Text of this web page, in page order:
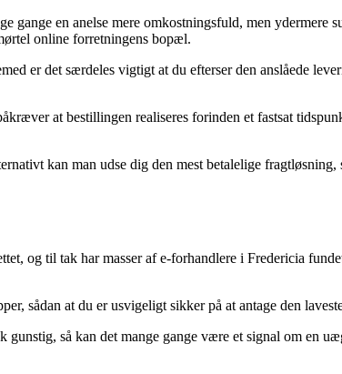
en anelse mere omkostningsfuld, men ydermere
online forretningens bopæl.
er det særdeles vigtigt at du efterser den anslåede
at bestillingen realiseres forinden et fastsat
kan man udse dig den mest betalelige
og til tak har masser af e-forhandlere i Fredericia
sådan at du er usvigeligt sikker på at antage den
så kan det mange gange være et signal om en